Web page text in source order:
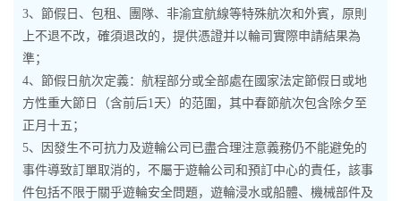
3、節假日、包租、團隊、非渝宜航線等特殊航次和外賓，原則
上不退不改，確須退改的，提供憑證并以輪司實際申請結果為
準；
4、節假日航次定義：航程部分或全部處在國家法定節假日或地
方性重大節日（含前后1天）的范圍，其中春節航次包含除夕至
正月十五；
5、因發生不可抗力及遊輪公司已盡合理注意義務仍不能避免的
事件導致訂單取消的，不屬于遊輪公司和預訂中心的責任，該事
件包括不限于關乎遊輪安全問題，遊輪浸水或船體、機械部件及